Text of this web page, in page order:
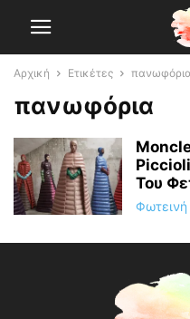
Αρχική Ετικέτες πανωφόρια
πανωφόρια
Του